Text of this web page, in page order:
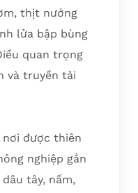
thịt nướng
lửa bập bùng
quan trọng
và truyền tải
được thiên
nghiệp gắn
tây, nấm,